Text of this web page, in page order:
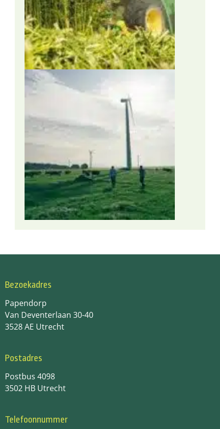
Bezoekadres
Papendorp
Van Deventerlaan 30-40
3528 AE Utrecht
Postadres
Postbus 4098
3502 HB Utrecht
Telefoonnummer